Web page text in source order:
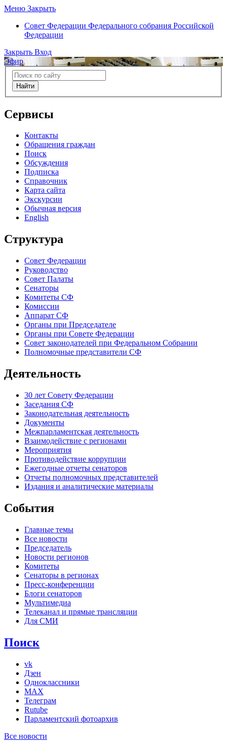
Меню Закрыть
Совет Федерации Федерального собрания Российской
Федерации
Закрыть Вход
Эфир
Найти
Сервисы
Контакты
Обращения граждан
Поиск
Обсуждения
Подписка
Справочник
Карта сайта
Экскурсии
Обычная версия
English
Структура
Совет Федерации
Руководство
Совет Палаты
Сенаторы
Комитеты СФ
Комиссии
Аппарат СФ
Органы при Председателе
Органы при Совете Федерации
Совет законодателей при Федеральном Собрании
Полномочные представители СФ
Деятельность
30 лет Совету Федерации
Заседания СФ
Законодательная деятельность
Документы
Межпарламентская деятельность
Взаимодействие с регионами
Мероприятия
Противодействие коррупции
Ежегодные отчеты сенаторов
Отчеты полномочных представителей
Издания и аналитические материалы
События
Главные темы
Все новости
Председатель
Новости регионов
Комитеты
Сенаторы в регионах
Пресс-конференции
Блоги сенаторов
Мультимедиа
Телеканал и прямые трансляции
Для СМИ
Поиск
vk
Дзен
Одноклассники
MAX
Телеграм
Rutube
Парламентский фотоархив
Все новости